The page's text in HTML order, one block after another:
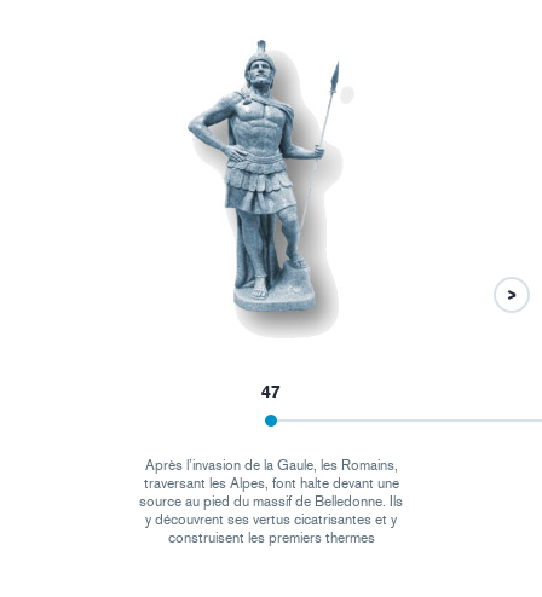
47
Après l’invasion de la Gaule, les Romains,
traversant les Alpes, font halte devant une
source au pied du massif de Belledonne. Ils
y découvrent ses vertus cicatrisantes et y
construisent les premiers thermes